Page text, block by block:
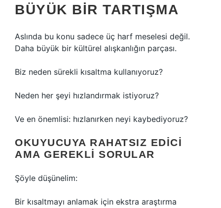
BÜYÜK BIR TARTIŞMA
Aslında bu konu sadece üç harf meselesi değil.
Daha büyük bir kültürel alışkanlığın parçası.
Biz neden sürekli kısaltma kullanıyoruz?
Neden her şeyi hızlandırmak istiyoruz?
Ve en önemlisi: hızlanırken neyi kaybediyoruz?
OKUYUCUYA RAHATSIZ EDICI
AMA GEREKLI SORULAR
Şöyle düşünelim:
Bir kısaltmayı anlamak için ekstra araştırma